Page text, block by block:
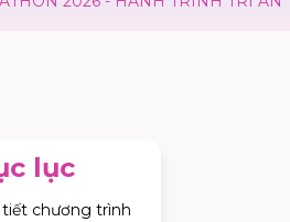
lục
chương trình